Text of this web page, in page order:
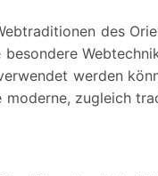
des
werden
zugleich